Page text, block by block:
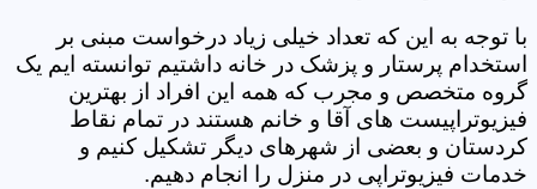
با توجه به این که تعداد خیلی زیاد درخواست مبنی بر
استخدام پرستار و پزشک در خانه داشتیم توانسته ایم یک
گروه متخصص و مجرب که همه این افراد از بهترین
فیزیوتراپیست های آقا و خانم هستند در تمام نقاط
کردستان و بعضی از شهرهای دیگر تشکیل کنیم و
خدمات فیزیوتراپی در منزل را انجام دهیم.